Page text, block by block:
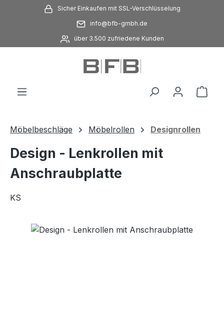
Zum Hauptinhalt springenSicher Einkaufen mit SSL-Verschlüsselung
info@bfb-gmbh.de
über 3.500 zufriedene Kunden
Möbelbeschläge Möbelrollen Designrollen
Design - Lenkrollen mit
Anschraubplatte
KS